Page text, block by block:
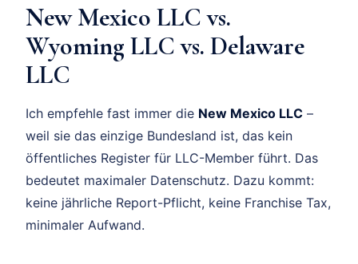
New Mexico LLC vs.
Wyoming LLC vs. Delaware
LLC
Ich empfehle fast immer die New Mexico LLC –
weil sie das einzige Bundesland ist, das kein
öffentliches Register für LLC-Member führt. Das
bedeutet maximaler Datenschutz. Dazu kommt:
keine jährliche Report-Pflicht, keine Franchise Tax,
minimaler Aufwand.